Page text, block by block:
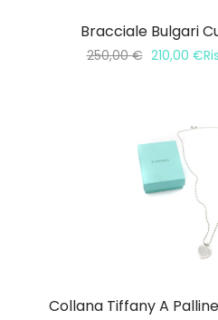
Bracciale Bulgari
250,00€ 210,00 €
Collana Tiffany A